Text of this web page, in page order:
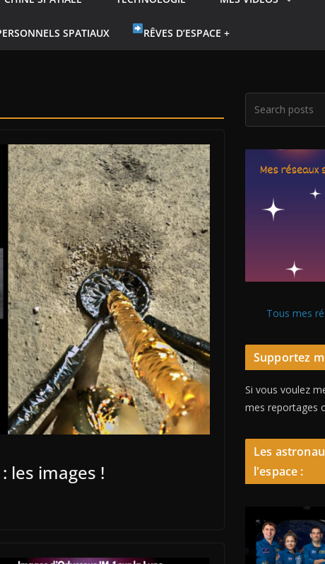
SPATIAUX RÊVES D’ESPACE +
les images !
Tous mes
Supportez
Si vous voulez
mes reportages
Les
l'espace :